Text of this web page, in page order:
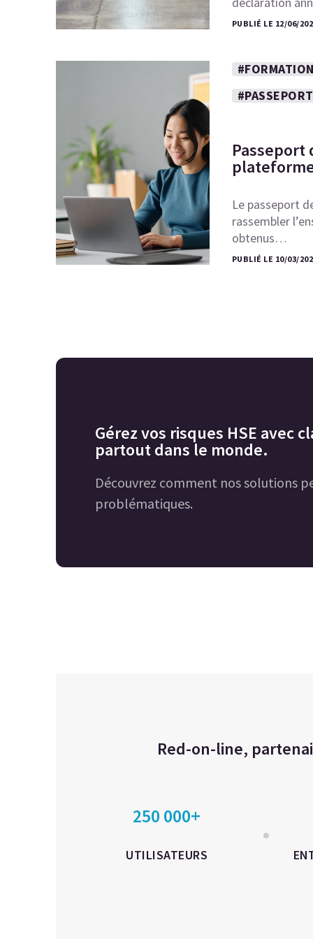
PUBLIÉ LE 12/06/
Le passeport
rassembler
obtenus…
PUBLIÉ LE 10/03/
Gérez vos risques HSE avec
partout dans le monde.
Découvrez comment nos solutions
problématiques.
Red-on-line,
250 000+
UTILISATEURS